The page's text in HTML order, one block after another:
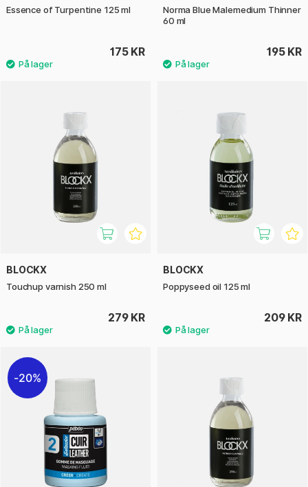
Essence of Turpentine 125 ml
175 KR
Norma Blue Malemedium Thinner
60 ml
195 KR
BLOCKX
Touchup varnish 250 ml
279 KR
BLOCKX
Poppyseed oil 125 ml
209 KR
20%